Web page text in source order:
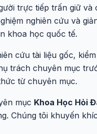
trực tiếp trấn giữ và
nghiên cứu và
khoa học quốc tế.
cứu tài liệu gốc,
trách chuyên mục
từ chuyên mục.
mục Khoa Học Hỏi
Chúng tôi khuyến